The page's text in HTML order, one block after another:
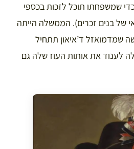
שמשפחתו תוכל לזכות בכספי
של בנים זכרים). הממשלה הייתה
שמדמואזל ד’איאון תתחיל
לענוד את אותות העוז שלה גם